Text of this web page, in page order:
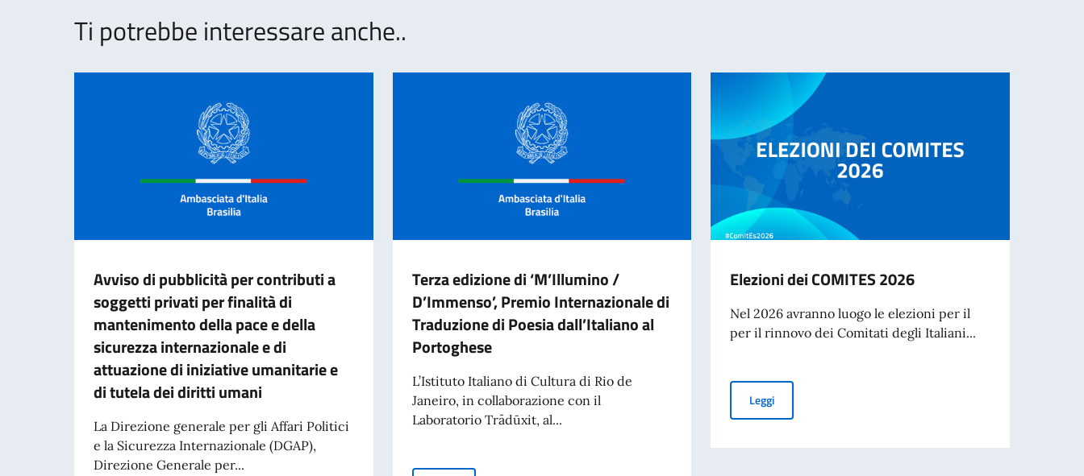
Ti potrebbe interessare anche..
Avviso di pubblicità per contributi a
soggetti privati per finalità di
mantenimento della pace e della
sicurezza internazionale e di
attuazione di iniziative umanitarie e
di tutela dei diritti umani
La Direzione generale per gli Affari Politici
e la Sicurezza Internazionale (DGAP),
Direzione Generale per...
Terza edizione di ‘M’Illumino /
D’Immenso’, Premio Internazionale di
Traduzione di Poesia dall’Italiano al
Portoghese
L’Istituto Italiano di Cultura di Rio de
Janeiro, in collaborazione con il
Laboratorio Trādūxit, al...
Elezioni dei COMITES 2026
Nel 2026 avranno luogo le elezioni per il
per il rinnovo dei Comitati degli Italiani...
LeggiElezioni dei COMITES 2026